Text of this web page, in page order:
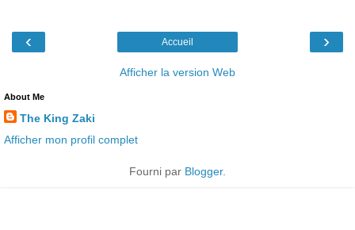
‹ ›
Accueil
Afficher la version Web
About Me
The King Zaki
Afficher mon profil complet
Fourni par Blogger.